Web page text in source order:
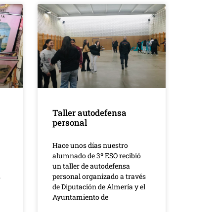
Taller autodefensa
personal
Hace unos días nuestro
alumnado de 3º ESO recibió
un taller de autodefensa
personal organizado a través
de Diputación de Almería y el
Ayuntamiento de